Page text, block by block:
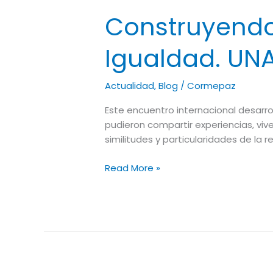
Igualdad.
Actualidad,Blog /Cormepaz
Este encuentro internacional
pudieron compartir experiencias,
similitudes y particularidades de la
Read More »